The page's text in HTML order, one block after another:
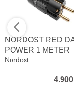
NORDOST RED
POWER 1 METER
Nordost